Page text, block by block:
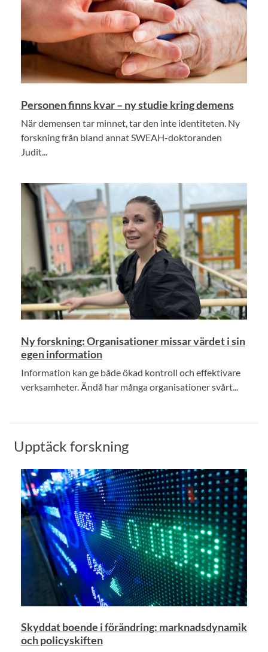
Personen finns kvar – ny studie kring demens
När demensen tar minnet, tar den inte identiteten. Ny
forskning från bland annat SWEAH-doktoranden
Judit...
Ny forskning: Organisationer missar värdet i sin
egen information
Information kan ge både ökad kontroll och effektivare
verksamheter. Ändå har många organisationer svårt...
Upptäck forskning
Skyddat boende i förändring: marknadsdynamik
och policyskiften